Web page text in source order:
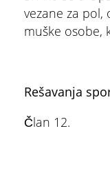
vezane za pol,
muške osobe,
Rešavanja
Član 12.